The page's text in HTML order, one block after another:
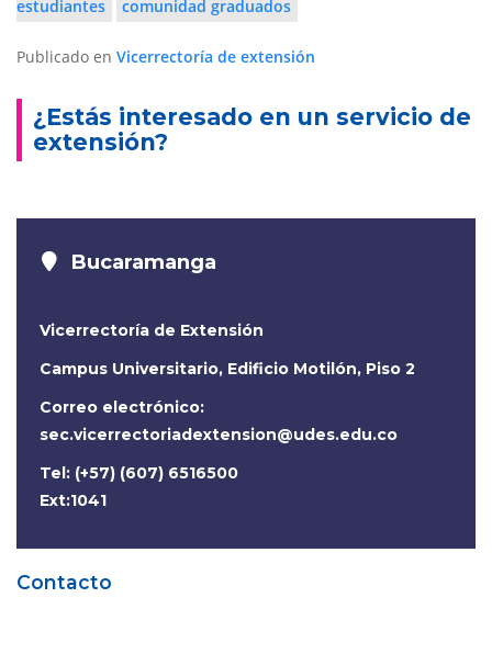
estudiantes comunidad graduados
Publicado en Vicerrectoría de extensión
¿Estás interesado en un servicio de
extensión?
Bucaramanga
Vicerrectoría de Extensión
Campus Universitario, Edificio Motilón, Piso 2
Correo electrónico:
sec.vicerrectoriadextension@udes.edu.co
Tel: (+57) (607) 6516500
Ext:1041
Contacto